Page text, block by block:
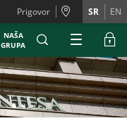
Prigovor SR EN
NAŠA
GRUPA